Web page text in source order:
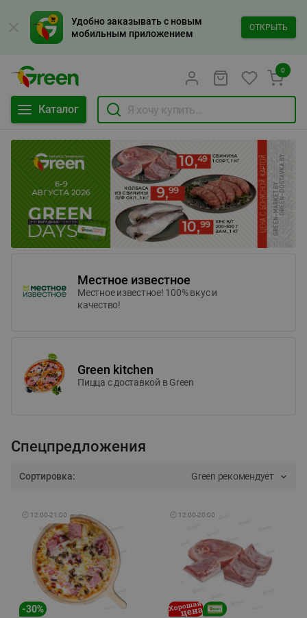
Удобно заказывать с новым
мобильным приложением
ОТКРЫТЬ
Каталог
0
Местное известное
Местное известное! 100% вкус и
качество!
Green kitchen
Пицца c доставкой в Green
Спецпредложения
Сортировка: Green рекомендует
🕘 12:00-21:00
-30%
🕘 12:00-20:00